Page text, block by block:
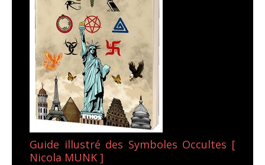
Guide illustré des Symboles Occultes [
Nicola MUNK ]